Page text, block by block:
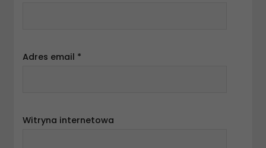
Adres email *
Witryna internetowa